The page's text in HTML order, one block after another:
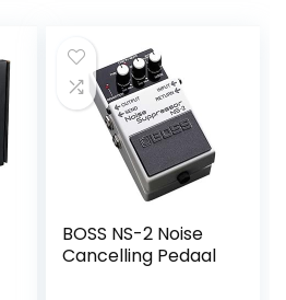
BOSS NS-2 Noise
Cancelling Pedaal